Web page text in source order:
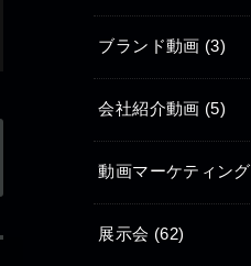
ブランド動画 (3)
会社紹介動画 (5)
動画マーケティング
展示会 (62)